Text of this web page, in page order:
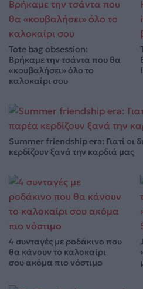
Tote bag obsession:
Βρήκαμε την τσάντα που θα
«κουβαλήσει» όλο το
καλοκαίρι σου
Summer friendship era: Γιατί οι
κερδίζουν ξανά την καρδιά μας
4 συνταγές με ροδάκινο που
θα κάνουν το καλοκαίρι
σου ακόμα πιο νόστιμο